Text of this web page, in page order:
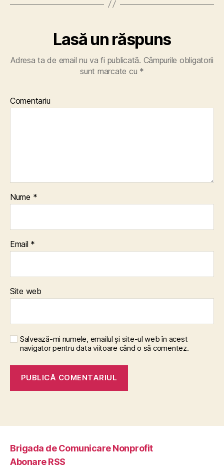
Lasă un răspuns
Adresa ta de email nu va fi publicată. Câmpurile obligatorii
sunt marcate cu *
Comentariu
Nume *
Email *
Site web
Salvează-mi numele, emailul și site-ul web în acest
navigator pentru data viitoare când o să comentez.
Brigada de Comunicare Nonprofit
Abonare RSS